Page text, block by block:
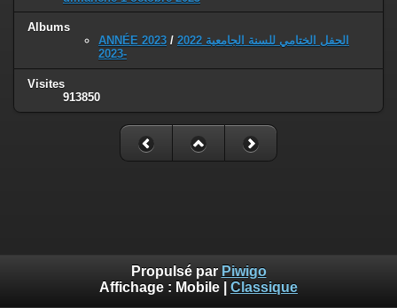
Albums
ANNÉE 2023 / الحفل الختامي للسنة الجامعية 2022
-2023
Visites
913850
Propulsé par Piwigo
Affichage : Mobile Classique